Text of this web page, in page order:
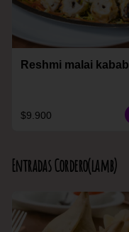
Reshmi malai kabab
$9.900
Entradas Cordero(lamb)